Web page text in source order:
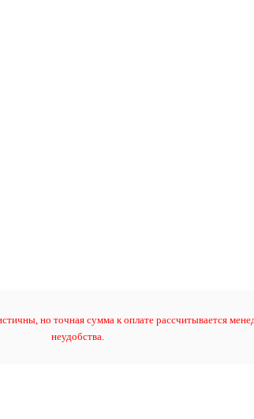
но точная сумма к оплате рассчитывается
неудобства.